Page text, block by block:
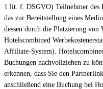
1 lit. f. DSGVO) Teilnehmer des
das zur Bereitstellung eines
dessen durch die Platzierung von
Hotelscombined
Affiliate-System).
Buchungen nachvollziehen zu
erkennen, dass Sie den
anschließend eine Buchung bei